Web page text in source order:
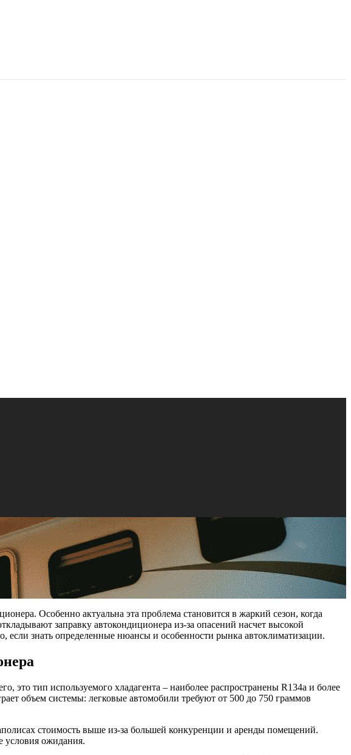
Особенно актуальна эта проблема становится в жаркий сезон, когда
заправку автокондиционера из-за опасений насчет высокой
если знать определенные нюансы и особенности рынка автоклиматизации.
это тип используемого хладагента – наиболее распространены R134a и более
объем системы: легковые автомобили требуют от 500 до 750 граммов
стоимость выше из-за большей конкуренции и аренды помещений.
условия ожидания.